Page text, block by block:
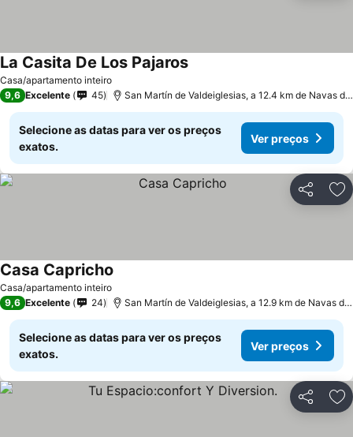
Casa/apartamento inteiro
La Casita De Los Pajaros
9,6 Excelente 45 San Martín de Valdeiglesias, a 12.4 km de Navas del Rey
Selecione as datas para ver os preços
exatos.
Ver preços
Partilhar
Casa/apartamento inteiro
Casa Capricho
9,6 Excelente 24 San Martín de Valdeiglesias, a 12.9 km de Navas del Rey
Selecione as datas para ver os preços
exatos.
Ver preços
Partilhar